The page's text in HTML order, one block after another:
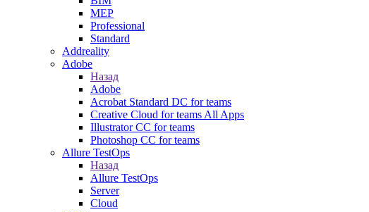
MEP
Professional
Standard
Addreality
Adobe
Назад
Adobe
Acrobat Standard DC for teams
Creative Cloud for teams All Apps
Illustrator CC for teams
Photoshop CC for teams
Allure TestOps
Назад
Allure TestOps
Server
Cloud